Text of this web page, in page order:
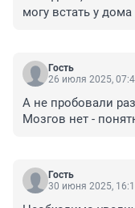
могу встать у дома
Гость
26 июля 2025,
А не пробовали
Мозгов нет -
Гость
30 июня 2025,